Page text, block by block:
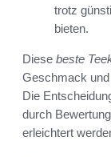
trotz
bieten.
Diese beste
Geschmack
Die
durch
erleichtert